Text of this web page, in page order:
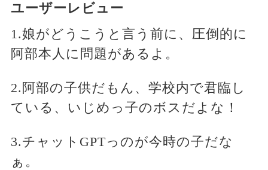
ユーザーレビュー
1.娘がどうこうと言う前に、圧倒的に
阿部本人に問題があるよ。
2.阿部の子供だもん、学校内で君臨し
ている、いじめっ子のボスだよな！
3.チャットGPTっのが今時の子だな
ぁ。